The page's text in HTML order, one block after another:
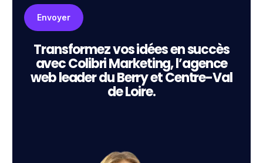
Transformez vos idées en succès
avec Colibri Marketing, l’agence
web leader du Berry et Centre-Val
de Loire.